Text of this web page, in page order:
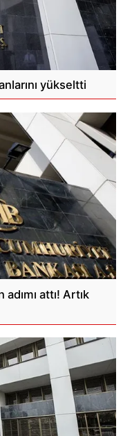
yükseltti
attı! Artık